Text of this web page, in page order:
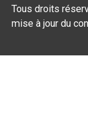
Tous droits
mise à jour du